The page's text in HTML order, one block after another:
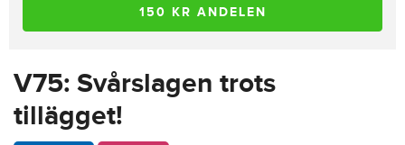
150 KR ANDELEN
V75: Svårslagen trots
tillägget!